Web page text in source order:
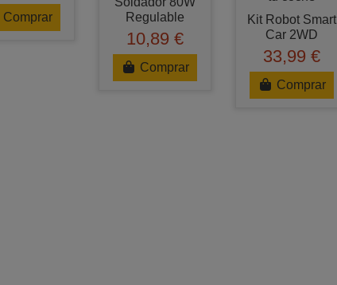
Comprar
Regulable
10,89 €
Comprar
Kit Robot Smart
Car 2WD
33,99 €
Comprar